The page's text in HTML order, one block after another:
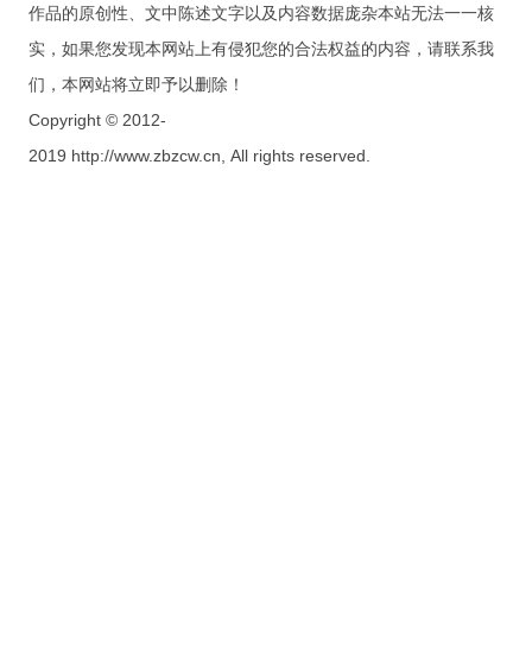
作品的原创性、文中陈述文字以及内容数据庞杂本站无法一一核
实，如果您发现本网站上有侵犯您的合法权益的内容，请联系我
们，本网站将立即予以删除！
Copyright © 2012-
2019 http://www.zbzcw.cn, All rights reserved.